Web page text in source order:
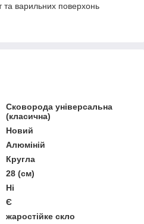
та варильних поверхонь
Сковорода універсальна
(класична)
Новий
Алюміній
Кругла
28 (см)
Ні
Є
жаростійке скло